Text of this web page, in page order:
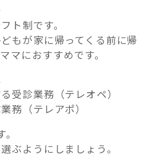
ト制です。
もが家に帰ってくる前に帰
マにおすすめです。
受診業務（テレオペ）
務（テレアポ）
ぶようにしましょう。